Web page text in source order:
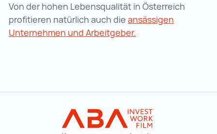
Von der hohen Lebensqualität in Österreich
profitieren natürlich auch die ansässigen
Unternehmen und Arbeitgeber.